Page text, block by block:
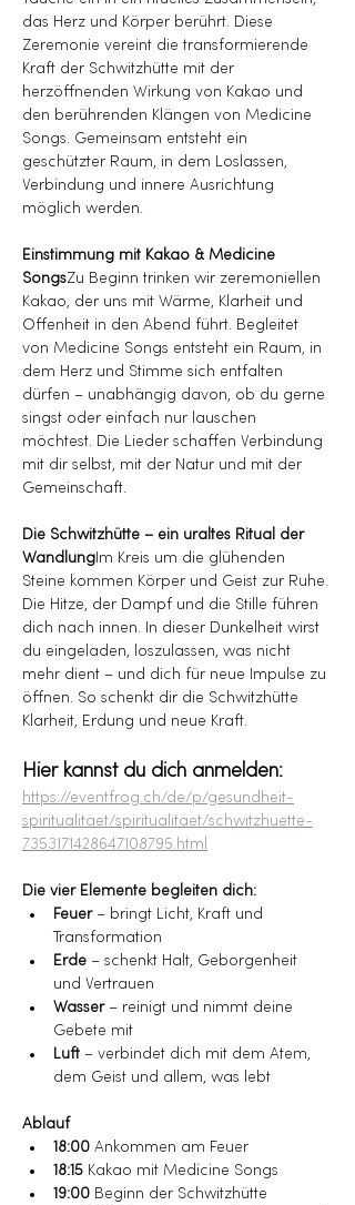
das Herz und Körper berührt. Diese
Zeremonie vereint die transformierende
Kraft der Schwitzhütte mit der
herzöffnenden Wirkung von Kakao und
den berührenden Klängen von Medicine
Songs. Gemeinsam entsteht ein
geschützter Raum, in dem Loslassen,
Verbindung und innere Ausrichtung
möglich werden.
Einstimmung mit Kakao & Medicine
SongsZu Beginn trinken wir zeremoniellen
Kakao, der uns mit Wärme, Klarheit und
Offenheit in den Abend führt. Begleitet
von Medicine Songs entsteht ein Raum, in
dem Herz und Stimme sich entfalten
dürfen – unabhängig davon, ob du gerne
singst oder einfach nur lauschen
möchtest. Die Lieder schaffen Verbindung
mit dir selbst, mit der Natur und mit der
Gemeinschaft.
Die Schwitzhütte – ein uraltes Ritual der
WandlungIm Kreis um die glühenden
Steine kommen Körper und Geist zur Ruhe.
Die Hitze, der Dampf und die Stille führen
dich nach innen. In dieser Dunkelheit wirst
du eingeladen, loszulassen, was nicht
mehr dient – und dich für neue Impulse zu
öffnen. So schenkt dir die Schwitzhütte
Klarheit, Erdung und neue Kraft.
Hier kannst du dich anmelden:
https://eventfrog.ch/de/p/gesundheit-
spiritualitaet/spiritualitaet/schwitzhuette-
7353171428647108795.html
Die vier Elemente begleiten dich:
Feuer – bringt Licht, Kraft und
Transformation
Erde – schenkt Halt, Geborgenheit
und Vertrauen
Wasser – reinigt und nimmt deine
Gebete mit
Luft – verbindet dich mit dem Atem,
dem Geist und allem, was lebt
Ablauf
18:00 Ankommen am Feuer
18:15 Kakao mit Medicine Songs
19:00 Beginn der Schwitzhütte